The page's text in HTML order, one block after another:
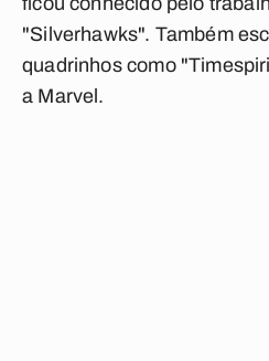
"Silverhawks". Também
quadrinhos como
a Marvel.